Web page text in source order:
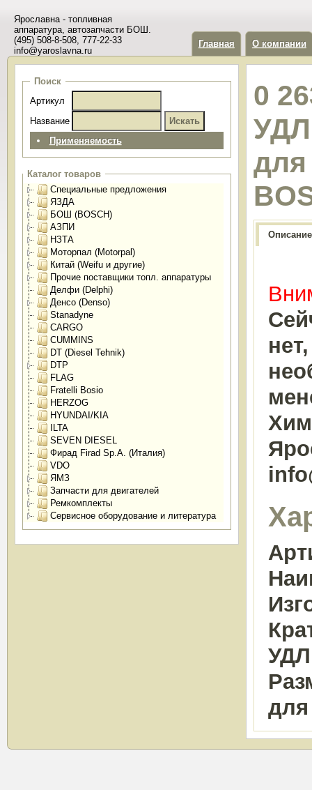
Ярославна - топливная
аппаратура, автозапчасти БОШ.
(495) 508-8-508, 777-22-33
info@yaroslavna.ru
Главная О компании
Поиск
Артикул
Название
Применяемость
Каталог товаров
Специальные предложения
ЯЗДА
БОШ (BOSCH)
АЗПИ
НЗТА
Моторпал (Motorpal)
Китай (Weifu и другие)
Прочие поставщики топл. аппаратуры
Делфи (Delphi)
Денсо (Denso)
Stanadyne
CARGO
CUMMINS
DT (Diesel Tehnik)
DTP
FLAG
Fratelli Bosio
HERZOG
HYUNDAI/KIA
ILTA
SEVEN DIESEL
Фирад Firad Sp.A. (Италия)
VDO
ЯМЗ
Запчасти для двигателей
Ремкомплекты
Сервисное оборудование и литература
0
для
Описание
для